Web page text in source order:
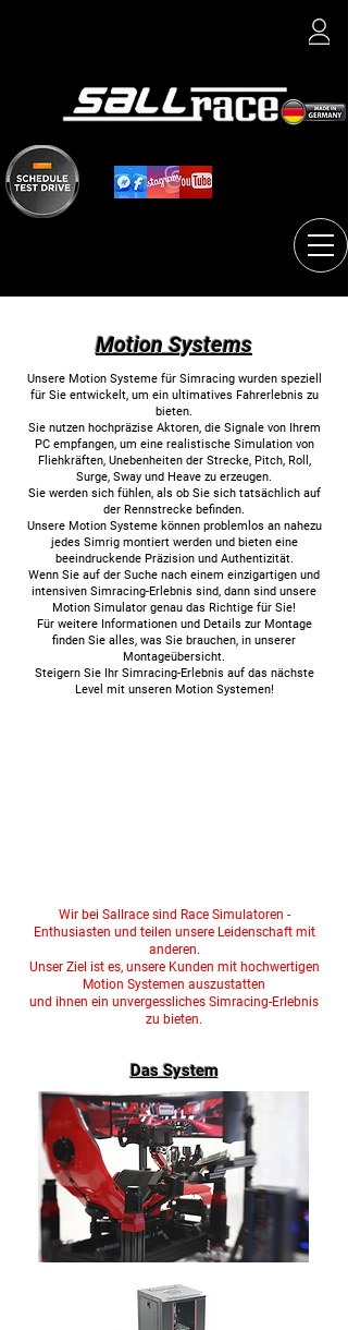
Motion Systems
Unsere Motion Systeme für Simracing wurden speziell
für Sie entwickelt, um ein ultimatives Fahrerlebnis zu
bieten.
Sie nutzen hochpräzise Aktoren, die Signale von Ihrem
PC empfangen, um eine realistische Simulation von
Fliehkräften, Unebenheiten der Strecke, Pitch, Roll,
Surge, Sway und Heave zu erzeugen.
Sie werden sich fühlen, als ob Sie sich tatsächlich auf
der Rennstrecke befinden.
Unsere Motion Systeme können problemlos an nahezu
jedes Simrig montiert werden und bieten eine
beeindruckende Präzision und Authentizität.
Wenn Sie auf der Suche nach einem einzigartigen und
intensiven Simracing-Erlebnis sind, dann sind unsere
Motion Simulator genau das Richtige für Sie!
Für weitere Informationen und Details zur Montage
finden Sie alles, was Sie brauchen, in unserer
Montageübersicht.
Steigern Sie Ihr Simracing-Erlebnis auf das nächste
Level mit unseren Motion Systemen!
Wir bei Sallrace sind Race Simulatoren -
Enthusiasten und teilen unsere Leidenschaft mit
anderen.
Unser Ziel ist es, unsere Kunden mit hochwertigen
Motion Systemen auszustatten
und ihnen ein unvergessliches Simracing-Erlebnis
zu bieten.
Das System